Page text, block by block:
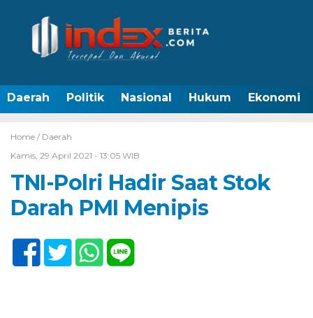
Daerah Politik Nasional Hukum Ekonomi
Home / Daerah
Kamis, 29 April 2021 - 13:05 WIB
TNI-Polri Hadir Saat Stok
Darah PMI Menipis